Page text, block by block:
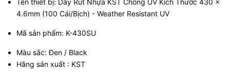
4.6mm (100 Cái/Bịch) - Weather Resistant UV
Mã sản phẩm: K-430SU
Màu sắc: Đen / Black
Hãng sản xuất : KST